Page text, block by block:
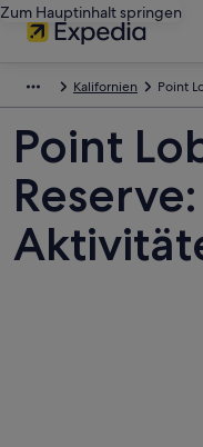
Zum Hauptinhalt springen
Kalifornien Point
Point